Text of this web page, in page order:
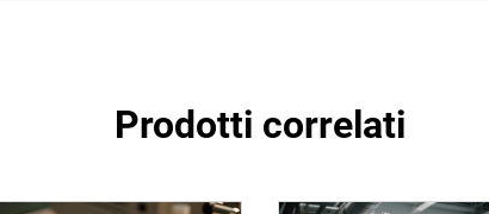
Prodotti correlati